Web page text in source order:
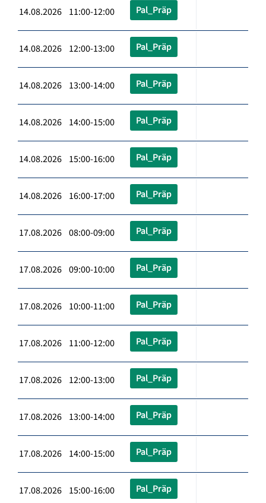
14.08.2026 11:00-12:00 Pal_Präp
14.08.2026 12:00-13:00 Pal_Präp
14.08.2026 13:00-14:00 Pal_Präp
14.08.2026 14:00-15:00 Pal_Präp
14.08.2026 15:00-16:00 Pal_Präp
14.08.2026 16:00-17:00 Pal_Präp
17.08.2026 08:00-09:00 Pal_Präp
17.08.2026 09:00-10:00 Pal_Präp
17.08.2026 10:00-11:00 Pal_Präp
17.08.2026 11:00-12:00 Pal_Präp
17.08.2026 12:00-13:00 Pal_Präp
17.08.2026 13:00-14:00 Pal_Präp
17.08.2026 14:00-15:00 Pal_Präp
17.08.2026 15:00-16:00 Pal_Präp